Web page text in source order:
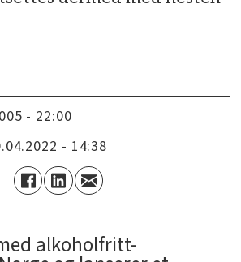
- 22:00
- 14:38
alkoholfritt-